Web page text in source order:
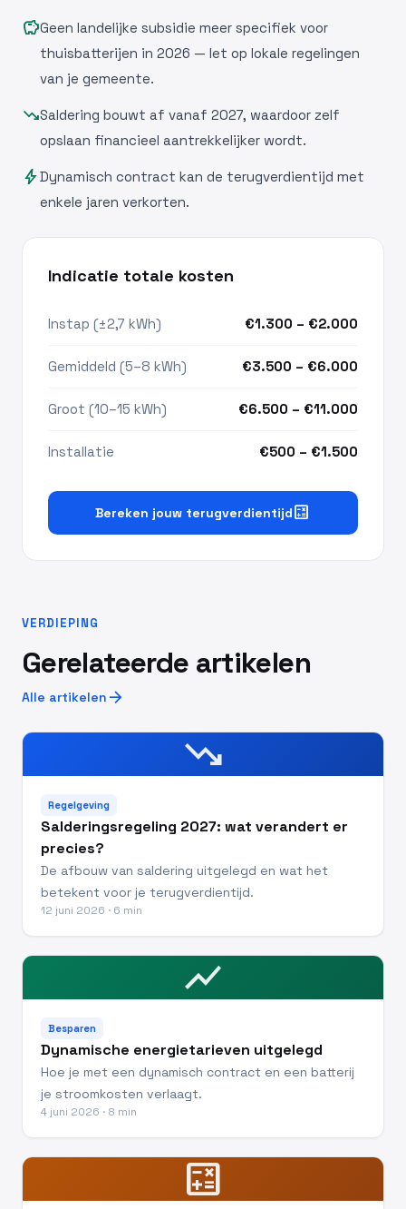
savingsGeen landelijke subsidie meer specifiek voor
thuisbatterijen in 2026 — let op lokale regelingen
van je gemeente.
trending_downSaldering bouwt af vanaf 2027, waardoor zelf
opslaan financieel aantrekkelijker wordt.
boltDynamisch contract kan de terugverdientijd met
enkele jaren verkorten.
Indicatie totale kosten
Instap (±2,7 kWh) €1.300 – €2.000
Gemiddeld (5–8 kWh) €3.500 – €6.000
Groot (10–15 kWh) €6.500 – €11.000
Installatie €500 – €1.500
Bereken jouw terugverdientijdcalculate
VERDIEPING
Gerelateerde artikelen
Alle artikelen arrow_forward
trending_down
Regelgeving
Salderingsregeling 2027: wat verandert er
precies?
De afbouw van saldering uitgelegd en wat het
betekent voor je terugverdientijd.
12 juni 2026 · 6 min
show_chart
Besparen
Dynamische energietarieven uitgelegd
Hoe je met een dynamisch contract en een batterij
je stroomkosten verlaagt.
4 juni 2026 · 8 min
calculate